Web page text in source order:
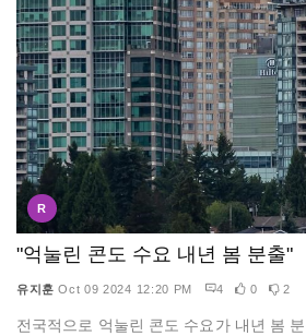
R
"억눌린 콘도 수요 내년 봄 분출"
유지훈 Oct 09 2024 12:20 PM 4 0 2
전국적으로 억눌린 콘도 수요가 내년 봄